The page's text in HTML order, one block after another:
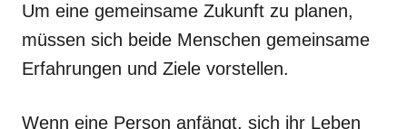
Um eine gemeinsame Zukunft zu planen,
müssen sich beide Menschen gemeinsame
Erfahrungen und Ziele vorstellen.
Wenn eine Person anfängt, sich ihr Leben